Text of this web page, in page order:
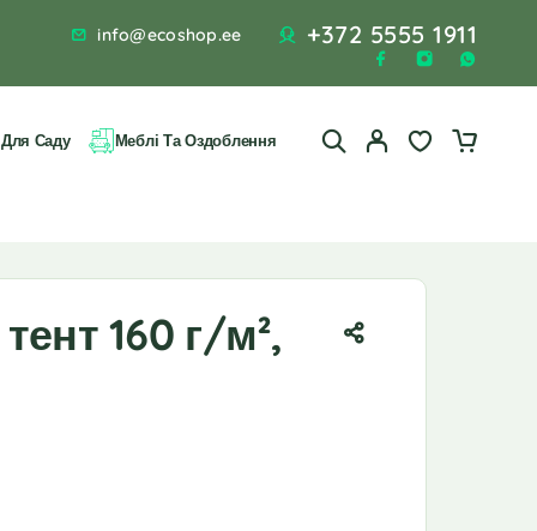
info@ecoshop.ee +372 5555 1911
Саду Меблі Та Оздоблення
160 г/м²,